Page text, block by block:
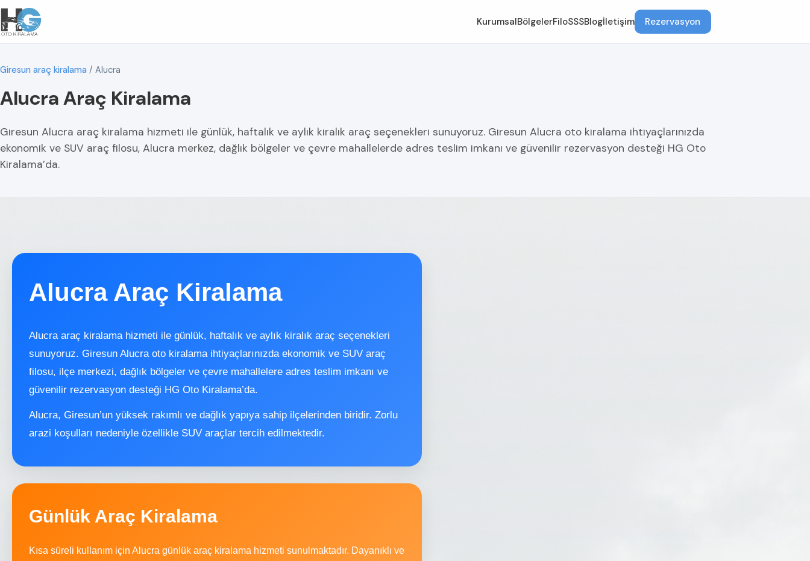
KurumsalBölgelerFiloSSSBlogİletişim Rezervasyon
Giresun araç kiralama / Alucra
Alucra Araç Kiralama
Giresun Alucra araç kiralama hizmeti ile günlük, haftalık ve aylık kiralık araç seçenekleri sunuyoruz. Giresun Alucra oto kiralama ihtiyaçlarınızda
ekonomik ve SUV araç filosu, Alucra merkez, dağlık bölgeler ve çevre mahallelerde adres teslim imkanı ve güvenilir rezervasyon desteği HG Oto
Kiralama’da.
Alucra Araç Kiralama
Alucra araç kiralama hizmeti ile günlük, haftalık ve aylık kiralık araç seçenekleri
sunuyoruz. Giresun Alucra oto kiralama ihtiyaçlarınızda ekonomik ve SUV araç
filosu, ilçe merkezi, dağlık bölgeler ve çevre mahallelere adres teslim imkanı ve
güvenilir rezervasyon desteği HG Oto Kiralama’da.
Alucra, Giresun’un yüksek rakımlı ve dağlık yapıya sahip ilçelerinden biridir. Zorlu
arazi koşulları nedeniyle özellikle SUV araçlar tercih edilmektedir.
Günlük Araç Kiralama
Kısa süreli kullanım için Alucra günlük araç kiralama hizmeti sunulmaktadır. Dayanıklı ve